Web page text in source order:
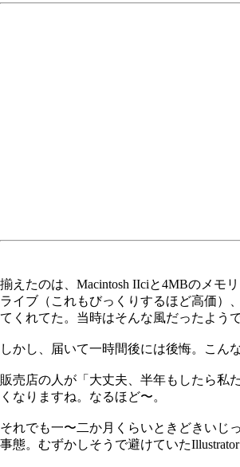
揃えたのは、Macintosh IIciと4MBのメモ
ライブ（これもびっくりするほど高価）
てくれてた。当時はそんな風だったよう
しかし、届いて一時間後には後悔。こん
販売店の人が「大丈夫、半年もしたら私
くなりますね。なるほど〜。
それでも一〜二か月くらいときどきいじ
事態。むずかしそうで避けていた